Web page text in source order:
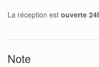
La réception est ouverte
Note